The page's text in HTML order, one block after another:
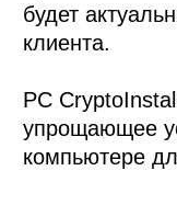
будет
клиента.
PC
упрощающее